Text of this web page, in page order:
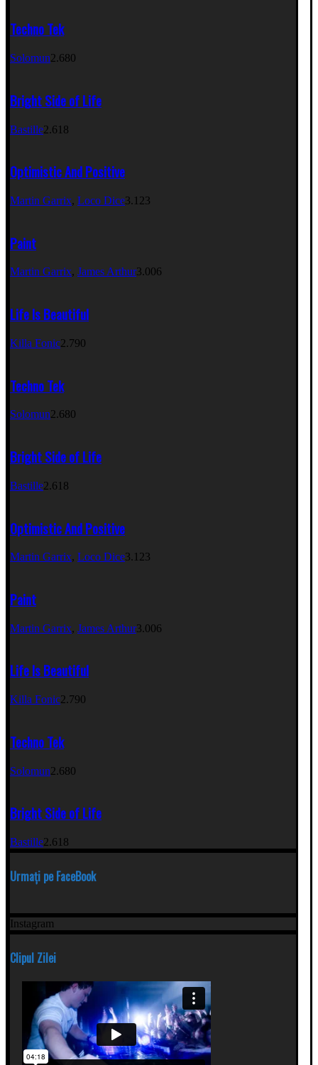
Techno Tek
Solomun2.680
Bright Side of Life
Bastille2.618
Optimistic And Positive
Martin Garrix, Loco Dice3.123
Paint
Martin Garrix, James Arthur3.006
Life Is Beautiful
Killa Fonic2.790
Techno Tek
Solomun2.680
Bright Side of Life
Bastille2.618
Optimistic And Positive
Martin Garrix, Loco Dice3.123
Paint
Martin Garrix, James Arthur3.006
Life Is Beautiful
Killa Fonic2.790
Techno Tek
Solomun2.680
Bright Side of Life
Bastille2.618
Urmați pe FaceBook
Instagram
Clipul Zilei